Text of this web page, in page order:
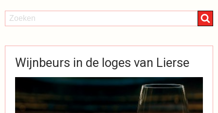
ZOEKEN
Zoeken
Wijnbeurs in de loges van Lierse